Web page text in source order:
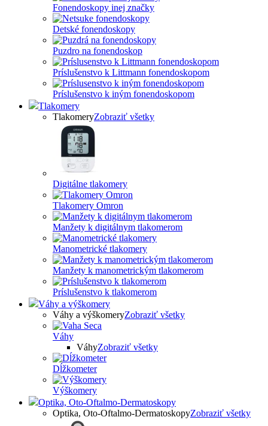
Fonendoskopy inej značky
Detské fonendoskopy
Puzdro na fonendoskop
Príslušenstvo k Littmann fonendoskopom
Príslušenstvo k iným fonendoskopom
Tlakomery
TlakomeryZobraziť všetky
Digitálne tlakomery
Tlakomery Omron
Manžety k digitálnym tlakomerom
Manometrické tlakomery
Manžety k manometrickým tlakomerom
Príslušenstvo k tlakomerom
Váhy a výškomery
Váhy a výškomeryZobraziť všetky
Váhy
VáhyZobraziť všetky
Dĺžkometer
Výškomery
Optika, Oto-Oftalmo-Dermatoskopy
Optika, Oto-Oftalmo-DermatoskopyZobraziť všetky